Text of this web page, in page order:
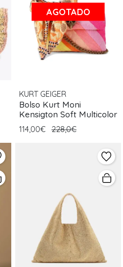
AGOTADO
KURT GEIGER
Bolso Kurt Moni
Kensigton Soft Multicolor
114,00€ 228,0€